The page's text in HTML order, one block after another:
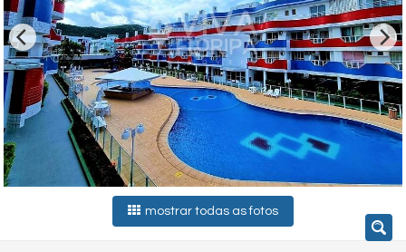
mostrar todas as fotos